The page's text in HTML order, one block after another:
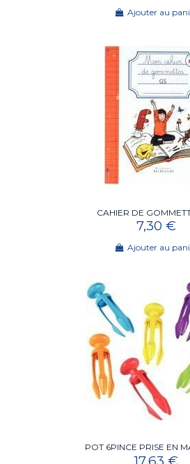
Ajouter au
CAHIER DE
7,30 €
Ajouter au
POT 6PINCE PRISE EN